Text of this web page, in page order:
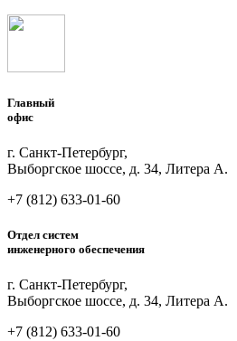
Главный
офис
г. Санкт-Петербург,
Выборгское шоссе, д. 34, Литера А.
+7 (812) 633-01-60
Отдел систем
инженерного обеспечения
г. Санкт-Петербург,
Выборгское шоссе, д. 34, Литера А.
+7 (812) 633-01-60